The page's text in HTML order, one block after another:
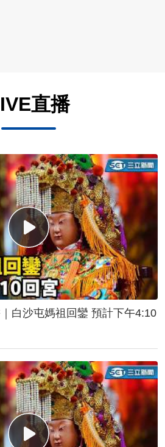
直播
媽祖回鑾 預計下午4:10